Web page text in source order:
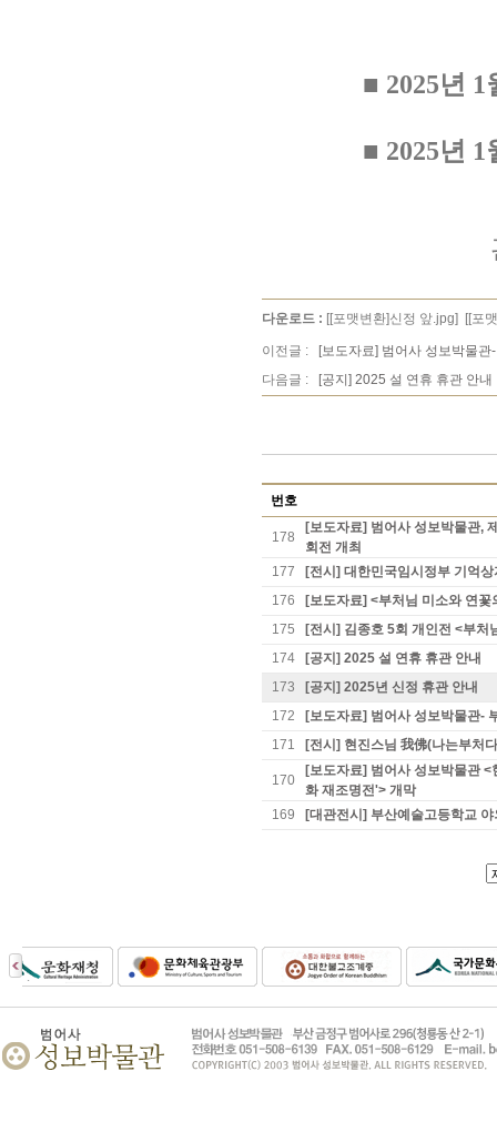
■ 2025년 1
■ 2025년
다운로드 : [[포맷변환]신정 앞.jpg] [[포
이전글 :
[보도자료] 범어사 성보박물
다음글 :
[공지] 2025 설 연휴 휴관 안내
번호
178
[보도자료] 범어사 성보박물관,
회전 개최
177
[전시] 대한민국임시정부 기억상
176
[보도자료] <부처님 미소와 연
175
[전시] 김종호 5회 개인전 <부처
174
[공지] 2025 설 연휴 휴관 안내
173
[공지] 2025년 신정 휴관 안내
172
[보도자료] 범어사 성보박물관-
171
[전시] 현진스님 我佛(나는부처
170
[보도자료] 범어사 성보박물관
화 재조명전'> 개막
169
[대관전시] 부산예술고등학교